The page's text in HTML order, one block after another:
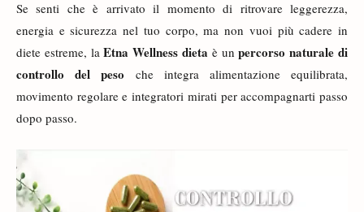
Se senti che è arrivato il momento di ritrovare leggerezza,
energia e sicurezza nel tuo corpo, ma non vuoi più cadere in
diete estreme, laEtna Wellness dieta è unpercorso naturale di
controllo del peso che integra alimentazione equilibrata,
movimento regolare e integratori mirati per accompagnarti passo
dopo passo.